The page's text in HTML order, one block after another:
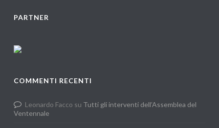
PARTNER
COMMENTI RECENTI
Leonardo Facco su Tutti gli interventi dell’Assemblea del
Ventennale